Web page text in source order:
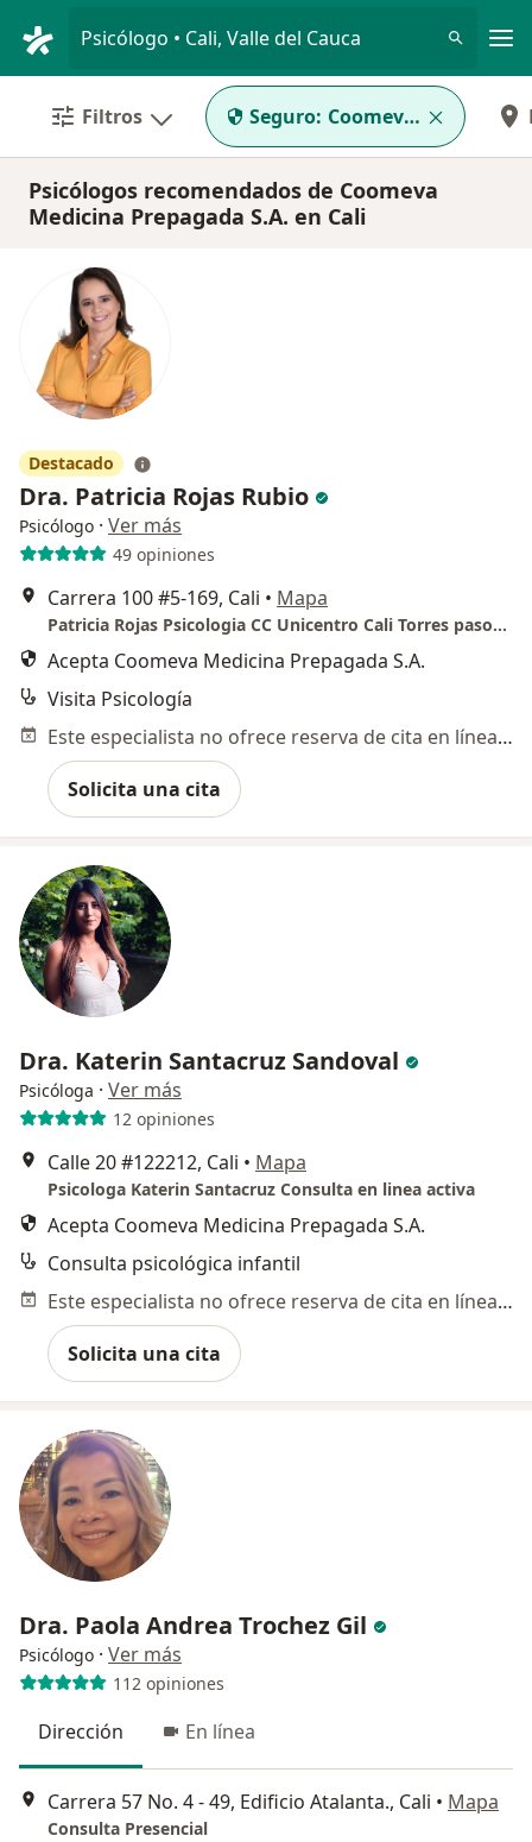
Psicólogo • Cali, Valle del Cauca
Filtros Seguro: Coomeva Medicina
Psicólogos recomendados de Coomeva
Medicina Prepagada S.A. en Cali
Destacado
Dra. Patricia Rojas Rubio
Psicólogo · Ver más
49 opiniones
Carrera 100 #5-169, Cali • Mapa
Patricia Rojas Psicologia CC Unicentro Cali Torres pasoancho Torre B piso 6- Yoffice
Acepta Coomeva Medicina Prepagada S.A.
Visita Psicología
Este especialista no ofrece reserva de cita en línea en esta dirección.
Solicita una cita
Dra. Katerin Santacruz Sandoval
Psicóloga · Ver más
12 opiniones
Calle 20 #122212, Cali • Mapa
Psicologa Katerin Santacruz Consulta en linea activa
Acepta Coomeva Medicina Prepagada S.A.
Consulta psicológica infantil
Este especialista no ofrece reserva de cita en línea en esta dirección.
Solicita una cita
Dra. Paola Andrea Trochez Gil
Psicólogo · Ver más
112 opiniones
Dirección En línea
Carrera 57 No. 4 - 49, Edificio Atalanta., Cali • Mapa
Consulta Presencial